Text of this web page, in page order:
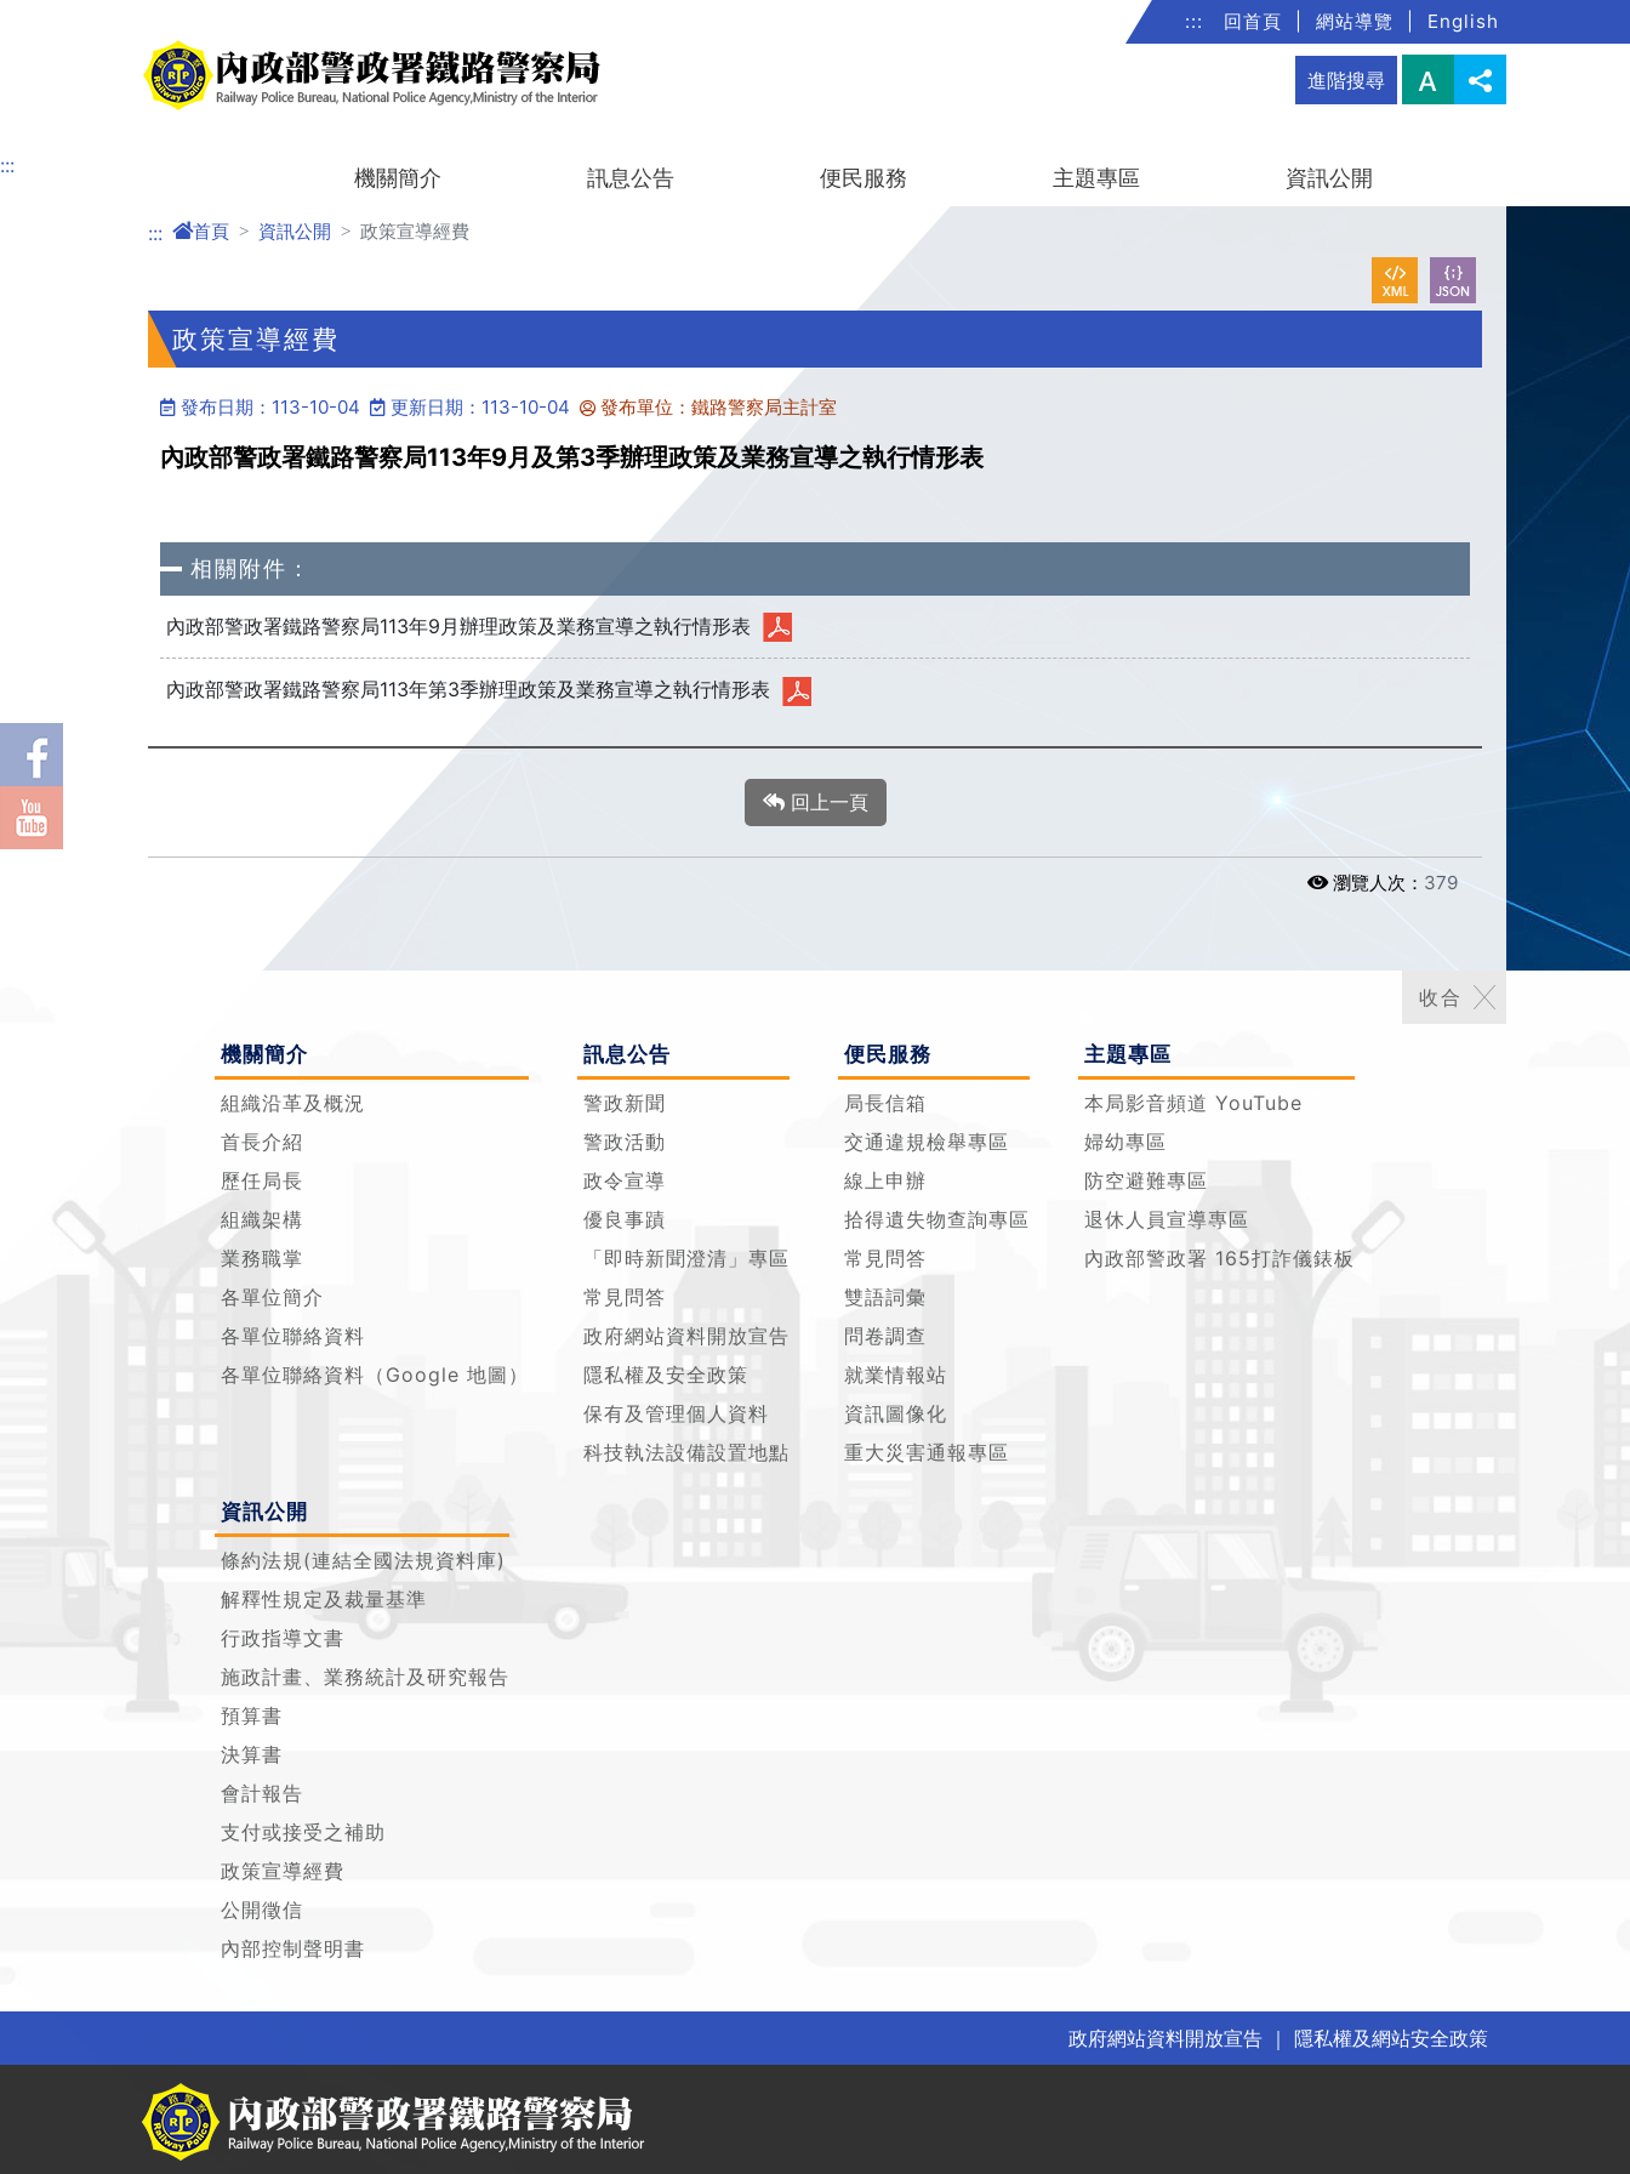
::: 回首頁 網站導覽 English
進階搜尋
::: 機關簡介 訊息公告 便民服務 主題專區 資訊公開
::: 首頁 資訊公開 政策宣導經費
政策宣導經費
發布日期：113-10-04 更新日期：113-10-04 發布單位：鐵路警察局主計室
內政部警政署鐵路警察局113年9月及第3季辦理政策及業務宣導之執行情形表
相關附件：
內政部警政署鐵路警察局113年9月辦理政策及業務宣導之執行情形表
內政部警政署鐵路警察局113年第3季辦理政策及業務宣導之執行情形表
回上一頁
瀏覽人次： 379
機關簡介
組織沿革及概況
首長介紹
歷任局長
組織架構
業務職掌
各單位簡介
各單位聯絡資料
各單位聯絡資料（Google 地圖）
訊息公告
警政新聞
警政活動
政令宣導
優良事蹟
「即時新聞澄清」專區
常見問答
政府網站資料開放宣告
隱私權及安全政策
保有及管理個人資料
科技執法設備設置地點
便民服務
局長信箱
交通違規檢舉專區
線上申辦
拾得遺失物查詢專區
常見問答
雙語詞彙
問卷調查
就業情報站
資訊圖像化
重大災害通報專區
主題專區
本局影音頻道 YouTube
婦幼專區
防空避難專區
退休人員宣導專區
內政部警政署 165打詐儀錶板
資訊公開
條約法規(連結全國法規資料庫)
解釋性規定及裁量基準
行政指導文書
施政計畫、業務統計及研究報告
預算書
決算書
會計報告
支付或接受之補助
政策宣導經費
公開徵信
內部控制聲明書
政府網站資料開放宣告 ｜ 隱私權及網站安全政策